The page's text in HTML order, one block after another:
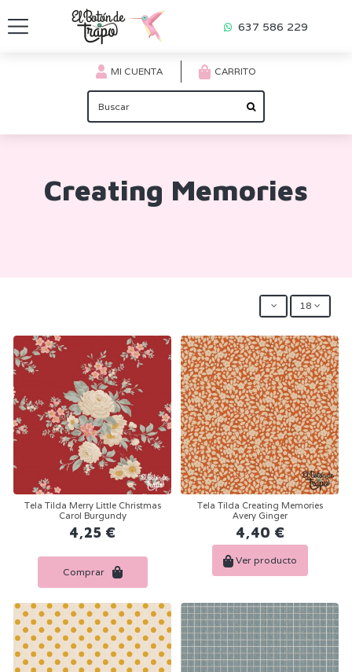
637 586 229
MI CUENTA CARRITO
Creating Memories
18
Tela Tilda Merry Little Christmas
Carol Burgundy
4,25 €
Comprar
Tela Tilda Creating Memories
Avery Ginger
4,40 €
Ver producto